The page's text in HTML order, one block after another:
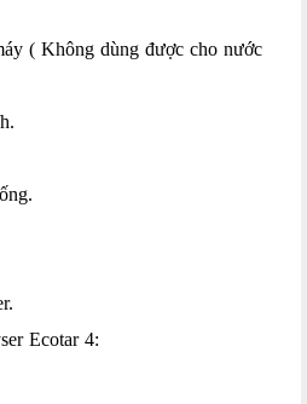
( Không dùng được cho nước
Ecotar 4: